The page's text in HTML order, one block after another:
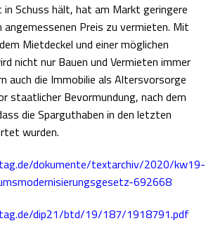
in Schuss hält, hat am Markt geringere
angemessenen Preis zu vermieten. Mit
Mietdeckel und einer möglichen
nicht nur Bauen und Vermieten immer
auch die Immobilie als Altersvorsorge
staatlicher Bevormundung, nach dem
die Sparguthaben in den letzten
wurden.
dokumente/textarchiv/2020/kw19-
692668
dip21/btd/19/187/1918791.pdf